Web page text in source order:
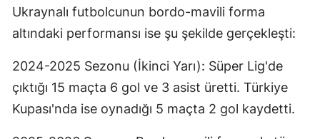
Ukraynalı futbolcunun bordo-mavili forma
altındaki performansı ise şu şekilde gerçekleşti:
2024-2025 Sezonu (İkinci Yarı): Süper Lig'de
çıktığı 15 maçta 6 gol ve 3 asist üretti. Türkiye
Kupası'nda ise oynadığı 5 maçta 2 gol kaydetti.